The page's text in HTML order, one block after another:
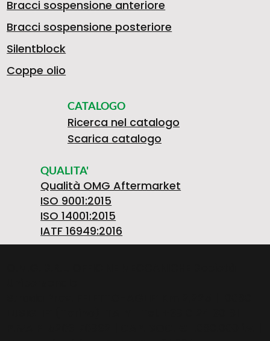
1
5
0
1
N
A
L
I
O
T
K
O
Bracci sospensione anteriore
Bracci sospensione posteriore
Silentblock
Coppe olio
CATALOGO
Ricerca nel catalogo
Scarica catalogo
QUALITA'
Qualità OMG Aftermarket
ISO 9001:2015
ISO 14001:2015
IATF 16949:2016